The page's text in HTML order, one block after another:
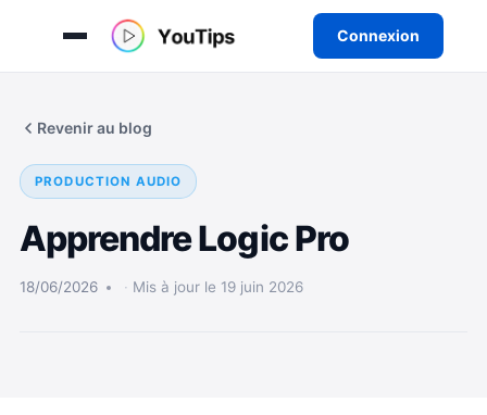
Connexion
Revenir au blog
PRODUCTION AUDIO
Apprendre Logic Pro
18/06/2026 Mis à jour le 19 juin 2026